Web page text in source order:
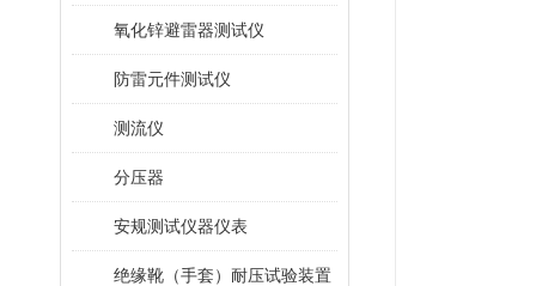
氧化锌避雷器测试仪
防雷元件测试仪
测流仪
分压器
安规测试仪器仪表
绝缘靴（手套）耐压试验装置